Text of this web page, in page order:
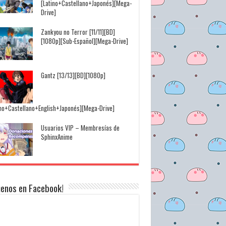
[Latino+Castellano+Japonés][Mega-
Drive]
Zankyou no Terror [11/11][BD]
[1080p][Sub-Español][Mega-Drive]
Gantz [13/13][BD][1080p]
Drive]
Usuarios VIP – Membresías de
SphinxAnime
en Facebook!